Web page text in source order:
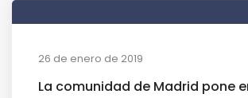
26 de enero de 2019
La comunidad de Madrid pone